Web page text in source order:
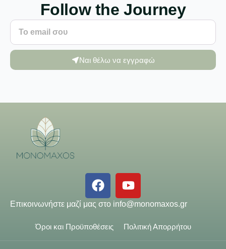
Follow the Journey
Ναι θέλω να εγγραφώ
Επικοινωνήστε μαζί μας στο info@monomaxos.gr
Όροι και Προϋποθέσεις Πολιτική Απορρήτου